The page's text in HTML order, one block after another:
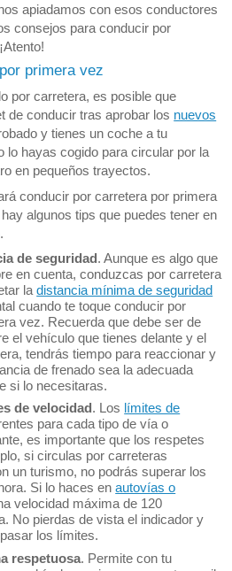
apiadamos con esos conductores
consejos para conducir por
primera vez
por carretera, es posible que
de conducir tras aprobar los nuevos
y tienes un coche a tu
lo hayas cogido para circular por la
en pequeños trayectos.
conducir por carretera por primera
algunos tips que puedes tener en
de seguridad. Aunque es algo que
en cuenta, conduzcas por carretera
ladistancia mínima de seguridad
cuando te toque conducir por
vez. Recuerda que debe ser de
el vehículo que tienes delante y el
tendrás tiempo para reaccionar y
de frenado sea la adecuada
si lo necesitaras.
de velocidad. Los límites de
para cada tipo de vía o
es importante que los respetes
si circulas por carreteras
un turismo, no podrás superar los
Si lo haces enautovías o
velocidad máxima de 120
No pierdas de vista el indicador y
los límites.
respetuosa. Permite con tu